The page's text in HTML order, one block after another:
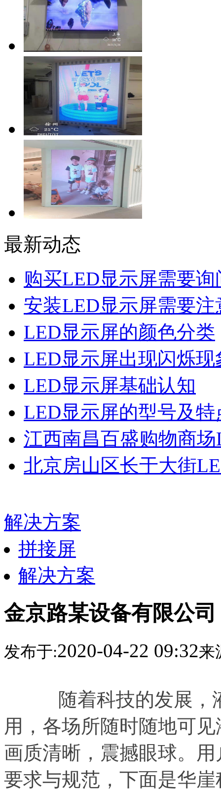
最新动态
购买LED显示屏需要询
安装LED显示屏需要注
LED显示屏的颜色分类
LED显示屏出现闪烁现
LED显示屏基础认知
LED显示屏的型号及特
江西南昌百盛购物商
北京房山区长于大街
解决方案
拼接屏
解决方案
金京路某设备有限公司
发布于:2020-04-22 09:32来
随着科技的发展，
用，各场所随时随地可
画质清晰，震撼眼球。
要求与规范，下面是华